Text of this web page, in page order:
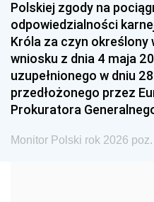
1990 1989
1987 1986
1984 1983
1981 1980
1978 1977
1975 1974
Polskiej zgody na
odpowiedzialności
Króla za czyn określony
wniosku z dnia 4 maja
uzupełnionego w dniu
przedłożonego przez
Prokuratora
Monitor Polski rok 2026